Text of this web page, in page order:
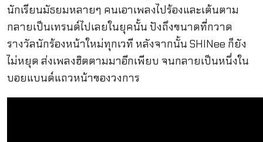
นักเรียนมัธยมหลายๆ คนเอาเพลงไปร้องและเต้นตาม
กลายเป็นเทรนด์ไปเลยในยุคนั้น ปังถึงขนาดที่กวาด
รางวัลนักร้องหน้าใหม่ทุกเวที หลังจากนั้น SHINee ก็ยัง
ไม่หยุด ส่งเพลงฮิตตามมาอีกเพียบ จนกลายเป็นหนึ่งใน
บอยแบนด์แถวหน้าของวงการ